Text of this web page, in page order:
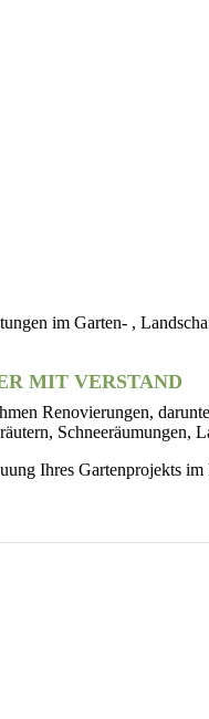
im Garten- ,
MIT VERSTAND
Renovierungen,
Schneeräumungen,
Ihres Gartenprojekts